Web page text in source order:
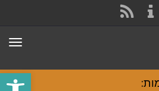
פתח